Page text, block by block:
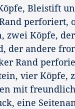
Bleistift
perforiert,
zwei Köpfe,
der andere
Rand
vier Köpfe,
mit
eine